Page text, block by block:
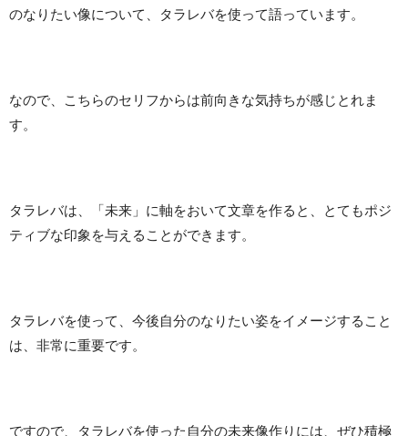
のなりたい像について、タラレバを使って語っています。
なので、こちらのセリフからは前向きな気持ちが感じとれま
す。
タラレバは、「未来」に軸をおいて文章を作ると、とてもポジ
ティブな印象を与えることができます。
タラレバを使って、今後自分のなりたい姿をイメージすること
は、非常に重要です。
ですので、タラレバを使った自分の未来像作りには、ぜひ積極